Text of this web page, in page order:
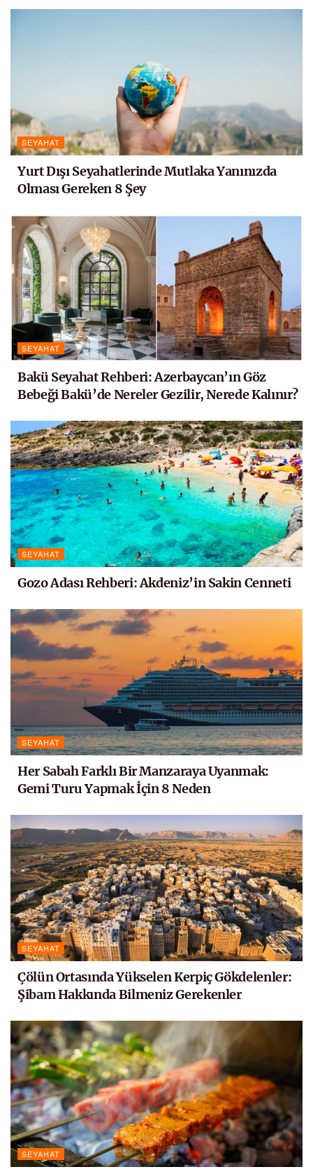
SEYAHAT
Yurt Dışı Seyahatlerinde Mutlaka Yanınızda
Olması Gereken 8 Şey
SEYAHAT
Bakü Seyahat Rehberi: Azerbaycan’ın Göz
Bebeği Bakü’de Nereler Gezilir, Nerede Kalınır?
SEYAHAT
Gozo Adası Rehberi: Akdeniz’in Sakin Cenneti
SEYAHAT
Her Sabah Farklı Bir Manzaraya Uyanmak:
Gemi Turu Yapmak İçin 8 Neden
SEYAHAT
Çölün Ortasında Yükselen Kerpiç Gökdelenler:
Şibam Hakkında Bilmeniz Gerekenler
SEYAHAT